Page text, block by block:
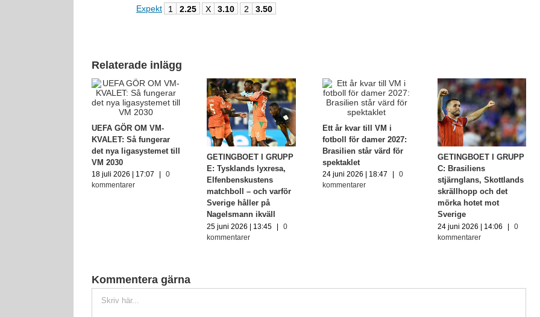
Expekt
1 2.25 X 3.10 2 3.50
Relaterade inlägg
UEFA GÖR OM VM-
KVALET: Så fungerar
det nya ligasystemet till
VM 2030
18 juli 2026 | 17:07
0
kommentarer
GETINGBOET I GRUPP
E: Tysklands lyxresa,
Elfenbenskustens
matchboll – och varför
Sverige håller på
Nagelsmann ikväll
25 juni 2026 | 13:45
0
kommentarer
Ett år kvar till VM i
fotboll för damer 2027:
Brasilien står värd för
spektaklet
24 juni 2026 | 18:47
0
kommentarer
GETINGBOET I GRUPP
C: Brasiliens
stjärnglans, Skottlands
skrällhopp och det
mörka hotet mot
Sverige
24 juni 2026 | 14:06
0
kommentarer
Kommentera gärna